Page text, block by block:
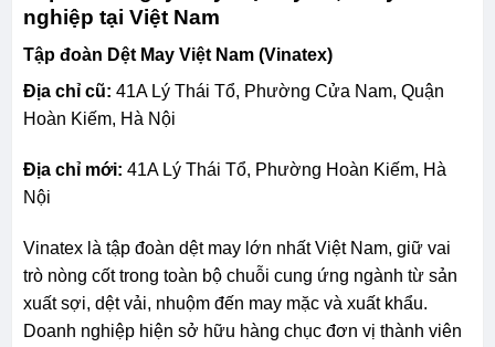
nghiệp tại Việt Nam
Tập đoàn Dệt May Việt Nam (Vinatex)
Địa chỉ cũ: 41A Lý Thái Tổ, Phường Cửa Nam, Quận
Hoàn Kiếm, Hà Nội
Địa chỉ mới: 41A Lý Thái Tổ, Phường Hoàn Kiếm, Hà
Nội
Vinatex là tập đoàn dệt may lớn nhất Việt Nam, giữ vai
trò nòng cốt trong toàn bộ chuỗi cung ứng ngành từ sản
xuất sợi, dệt vải, nhuộm đến may mặc và xuất khẩu.
Doanh nghiệp hiện sở hữu hàng chục đơn vị thành viên